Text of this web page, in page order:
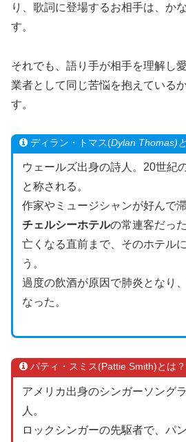
り、歌詞に登場するお相手は、か
す。
それでも、語り手が相手を理解し
業者として同じ苦悩を抱えている
す。
ディラン・トマス(Dylan Thomas)
ウェールズ出身の詩人。20世紀
と称される。
作家やミュージシャンが好んで
チェルシーホテルの常連客だった
亡くなる直前まで、そのホテル
う。
過度の飲酒が原因で肺炎となり
なった。
パティ・スミス(Pattie Smith)とは？
アメリカ出身のシンガーソング
人。
ロックシンガーの先駆者で、パ